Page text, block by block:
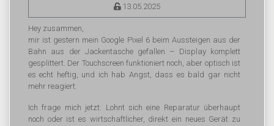
13.05.2025
Hey zusammen,
mir ist gestern mein Google Pixel 6 beim Aussteigen aus der
Bahn aus der Jackentasche gefallen – Display komplett
gesplittert. Der Touchscreen funktioniert noch, aber optisch ist
es echt heftig, und ich hab Angst, dass es bald gar nicht
mehr reagiert.
Ich frage mich jetzt: Lohnt sich eine Reparatur überhaupt
noch oder ist es wirtschaftlicher, direkt ein neues Gerät zu